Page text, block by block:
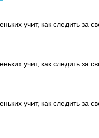
учит, как следить за
учит, как следить за
учит, как следить за